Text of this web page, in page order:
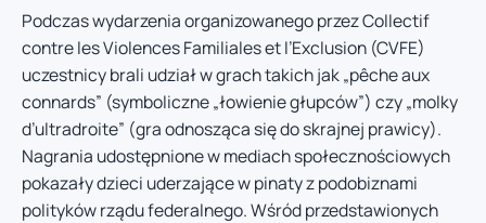
Podczas wydarzenia organizowanego przez Collectif
contre les Violences Familiales et l’Exclusion (CVFE)
uczestnicy brali udział w grach takich jak „pêche aux
connards” (symboliczne „łowienie głupców”) czy „molky
d’ultradroite” (gra odnosząca się do skrajnej prawicy).
Nagrania udostępnione w mediach społecznościowych
pokazały dzieci uderzające w pinaty z podobiznami
polityków rządu federalnego. Wśród przedstawionych